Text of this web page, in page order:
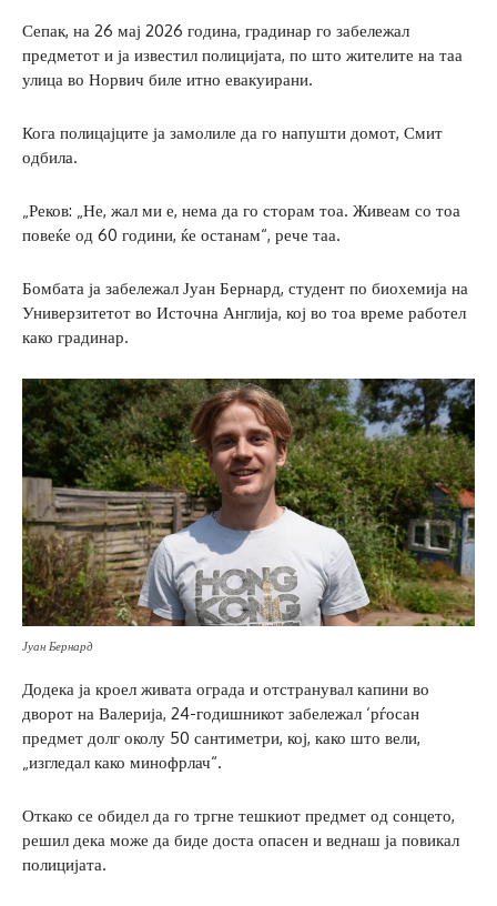
Сепак, на 26 мај 2026 година, градинар го забележал
предметот и ја известил полицијата, по што жителите на таа
улица во Норвич биле итно евакуирани.
Кога полицајците ја замолиле да го напушти домот, Смит
одбила.
„Реков: „Не, жал ми е, нема да го сторам тоа. Живеам со тоа
повеќе од 60 години, ќе останам“, рече таа.
Бомбата ја забележал Јуан Бернард, студент по биохемија на
Универзитетот во Источна Англија, кој во тоа време работел
како градинар.
Јуан Бернард
Додека ја кроел живата ограда и отстранувал капини во
дворот на Валерија, 24-годишникот забележал ‘рѓосан
предмет долг околу 50 сантиметри, кој, како што вели,
„изгледал како минофрлач“.
Откако се обидел да го тргне тешкиот предмет од сонцето,
решил дека може да биде доста опасен и веднаш ја повикал
полицијата.